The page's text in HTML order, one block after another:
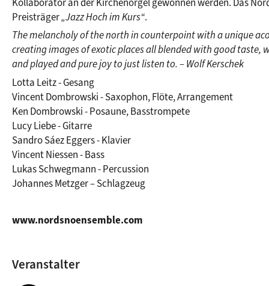
Veranstalter
Preisträger „Jazz Hoch im Kurs“.
The melancholy of the north in counterpoint with a unique
creating images of exotic places all blended with good taste,
and played and pure joy to just listen to. – Wolf Kerschek
Lotta Leitz - Gesang
Vincent Dombrowski - Saxophon, Flöte, Arrangement
Ken Dombrowski - Posaune, Basstrompete
Lucy Liebe - Gitarre
Sandro Sáez Eggers - Klavier
Vincent Niessen - Bass
Lukas Schwegmann - Percussion
Johannes Metzger – Schlagzeug
www.nordsnoensemble.com